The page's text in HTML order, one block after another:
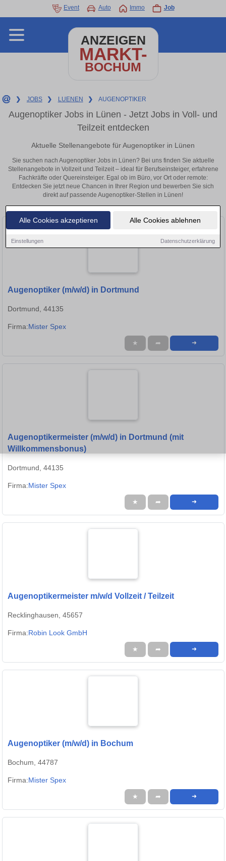
Alle Cookies akzeptieren Alle Cookies ablehnen
Einstellungen Datenschutzerklärung
Event Auto Immo Job
ANZEIGEN
MARKT-
BOCHUM
❯ JOBS ❯ LUENEN ❯ AUGENOPTIKER
Augenoptiker Jobs in Lünen - Jetzt Jobs in Voll- und
Teilzeit entdecken
Aktuelle Stellenangebote für Augenoptiker in Lünen
Sie suchen nach Augenoptiker Jobs in Lünen? Bei uns finden Sie aktuelle
Stellenangebote in Vollzeit und Teilzeit – ideal für Berufseinsteiger, erfahrene
Fachkräfte oder Quereinsteiger. Egal ob im Büro, vor Ort oder remote:
Entdecken Sie jetzt neue Chancen in Ihrer Region und bewerben Sie sich
direkt auf passende Augenoptiker-Stellen in Lünen!
Augenoptiker (m/w/d) in Dortmund
Dortmund, 44135
Firma:Mister Spex
★ ➦ ➜
Augenoptikermeister (m/w/d) in Dortmund (mit
Willkommensbonus)
Dortmund, 44135
Firma:Mister Spex
★ ➦ ➜
Augenoptikermeister m/w/d Vollzeit / Teilzeit
Recklinghausen, 45657
Firma:Robin Look GmbH
★ ➦ ➜
Augenoptiker (m/w/d) in Bochum
Bochum, 44787
Firma:Mister Spex
★ ➦ ➜